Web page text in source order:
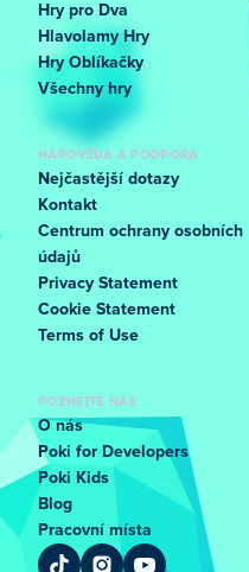
Hry pro Dva
Hlavolamy Hry
Hry Oblíkačky
Všechny hry
NÁPOVĚDA A PODPORA
Nejčastější dotazy
Kontakt
Centrum ochrany osobních
údajů
Privacy Statement
Cookie Statement
Terms of Use
POZNEJTE NÁS
O nás
Poki for Developers
Poki Kids
Blog
Pracovní místa